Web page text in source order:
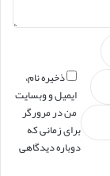
ذخیره نام،
ایمیل و وبسایت
من در مرورگر
برای زمانی که
دوباره دیدگاهی